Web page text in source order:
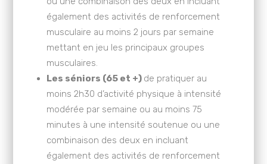
également des activités de renforcement
musculaire au moins 2 jours par semaine
mettant en jeu les principaux groupes
musculaires.
Les séniors (65 et +) de pratiquer au
moins 2h30 d’activité physique à intensité
modérée par semaine ou au moins 75
minutes à une intensité soutenue ou une
combinaison des deux en incluant
également des activités de renforcement